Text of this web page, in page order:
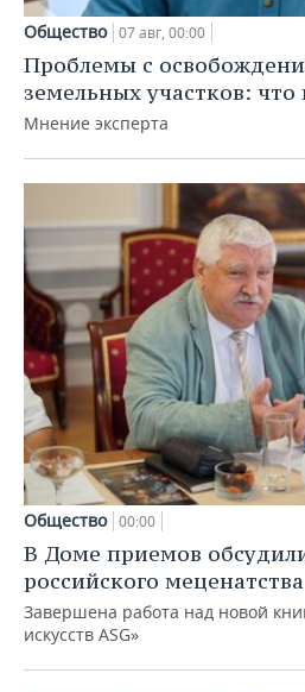
Общество 07 авг, 00:00
Проблемы с
земельных участков: что
Мнение эксперта
Общество 00:00
В Доме приемов
российского меценатства
Завершена работа над новой
искусств ASG»